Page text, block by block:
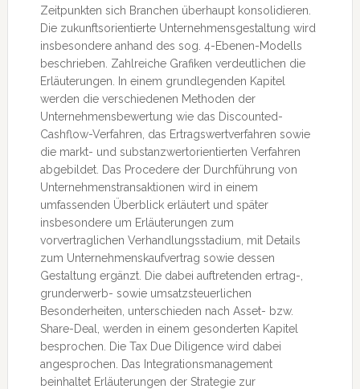
Zeitpunkten sich Branchen überhaupt konsolidieren.
Die zukunftsorientierte Unternehmensgestaltung wird
insbesondere anhand des sog. 4-Ebenen-Modells
beschrieben. Zahlreiche Grafiken verdeutlichen die
Erläuterungen. In einem grundlegenden Kapitel
werden die verschiedenen Methoden der
Unternehmensbewertung wie das Discounted-
Cashflow-Verfahren, das Ertragswertverfahren sowie
die markt- und substanzwertorientierten Verfahren
abgebildet. Das Procedere der Durchführung von
Unternehmenstransaktionen wird in einem
umfassenden Überblick erläutert und später
insbesondere um Erläuterungen zum
vorvertraglichen Verhandlungsstadium, mit Details
zum Unternehmenskaufvertrag sowie dessen
Gestaltung ergänzt. Die dabei auftretenden ertrag-,
grunderwerb- sowie umsatzsteuerlichen
Besonderheiten, unterschieden nach Asset- bzw.
Share-Deal, werden in einem gesonderten Kapitel
besprochen. Die Tax Due Diligence wird dabei
angesprochen. Das Integrationsmanagement
beinhaltet Erläuterungen der Strategie zur